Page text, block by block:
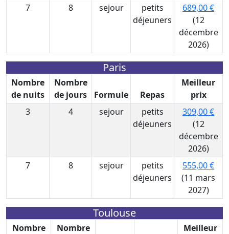
7
8 sejour
petits
déjeuners
689,00 €
(12
décembre
2026)
Paris
Nombre
de nuits
Nombre
de jours
Formule Repas
Meilleur
prix
3
4 sejour
petits
déjeuners
309,00 €
(12
décembre
2026)
7
8 sejour
petits
déjeuners
555,00 €
(11 mars
2027)
Toulouse
Nombre
Nombre
Meilleur